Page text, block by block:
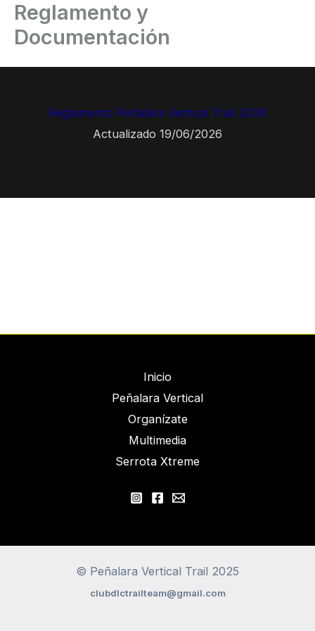
Reglamento y
Documentación
Reglamento Peñalara Vertical Trail 2026
Actualizado 19/06/2026
Inicio
Peñalara Vertical
Organízate
Multimedia
Serrota Xtreme
© Peñalara Vertical Trail 2025
clubdlctrailteam@gmail.com